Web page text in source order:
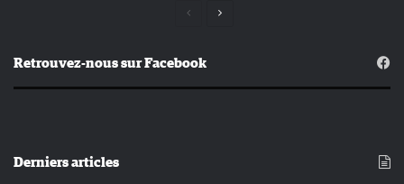
Page
Page
Retrouvez-nous sur Facebook
Derniers articles